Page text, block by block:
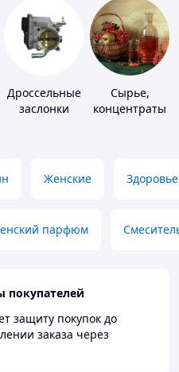
Дроссельные
заслонки
Сырье,
концентраты
Женские Здоровье
парфюм
защиту покупок до
заказа через